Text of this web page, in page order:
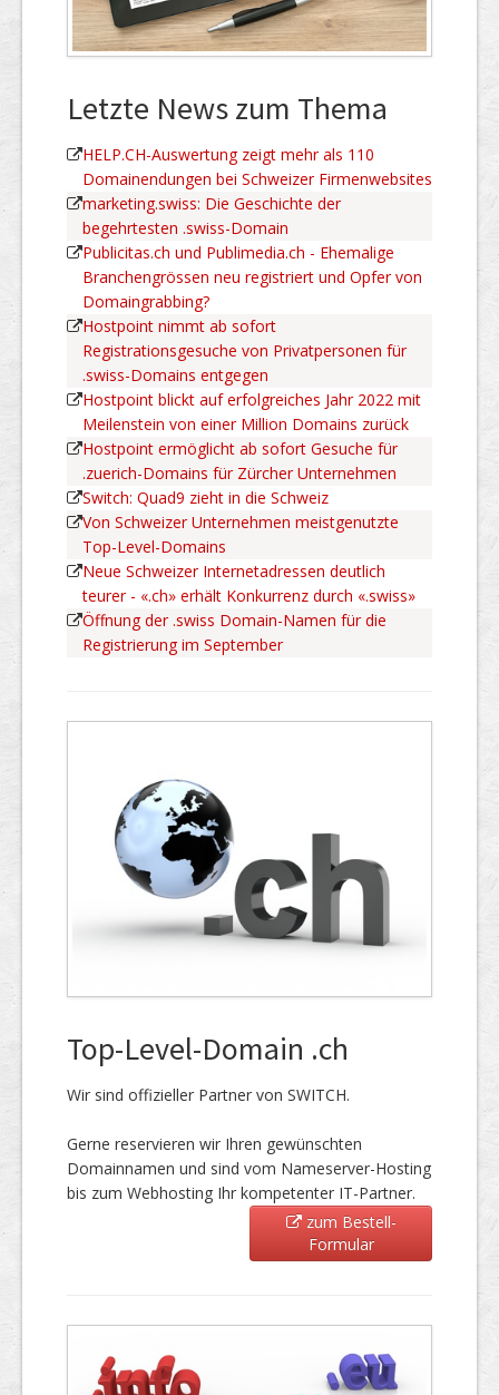
Letzte News zum Thema
HELP.CH-Auswertung zeigt mehr als 110
Domainendungen bei Schweizer Firmenwebsites
marketing.swiss: Die Geschichte der
begehrtesten .swiss-Domain
Publicitas.ch und Publimedia.ch - Ehemalige
Branchengrössen neu registriert und Opfer von
Domaingrabbing?
Hostpoint nimmt ab sofort
Registrationsgesuche von Privatpersonen für
.swiss-Domains entgegen
Hostpoint blickt auf erfolgreiches Jahr 2022 mit
Meilenstein von einer Million Domains zurück
Hostpoint ermöglicht ab sofort Gesuche für
.zuerich-Domains für Zürcher Unternehmen
Switch: Quad9 zieht in die Schweiz
Von Schweizer Unternehmen meistgenutzte
Top-Level-Domains
Neue Schweizer Internetadressen deutlich
teurer - «.ch» erhält Konkurrenz durch «.swiss»
Öffnung der .swiss Domain-Namen für die
Registrierung im September
Top-Level-Domain .ch
Wir sind offizieller Partner von SWITCH.
Gerne reservieren wir Ihren gewünschten
Domainnamen und sind vom Nameserver-Hosting
bis zum Webhosting Ihr kompetenter IT-Partner.
zum Bestell-
Formular